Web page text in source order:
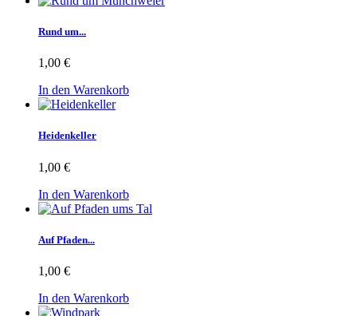
Rund um...
1,00 €
In den Warenkorb
Heidenkeller
1,00 €
In den Warenkorb
Auf Pfaden...
1,00 €
In den Warenkorb